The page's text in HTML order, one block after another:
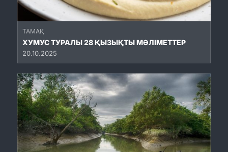
ТАМАҚ
ХУМУС ТУРАЛЫ 28 ҚЫЗЫҚТЫ МӘЛІМЕТТЕР
20.10.2025